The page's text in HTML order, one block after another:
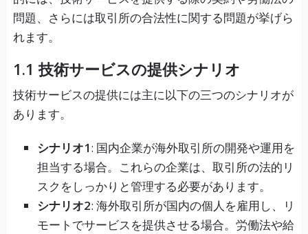
問題、さらには取引所の合法性に関する問題が挙げら
れます。
1.1 技術サービスの提供シナリオ
技術サービスの提供には主に以下の三つのシナリオが
あります。
シナリオ1: 国内企業が海外取引所の開発や運用を
担当する場合。これらの企業は、取引所の法的リ
スクをしっかりと管理する必要があります。
シナリオ2: 海外取引所が国内の個人を雇用し、リ
モートでサービスを提供させる場合。労働法や給